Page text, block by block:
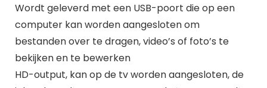
Wordt geleverd met een USB-poort die op een
computer kan worden aangesloten om
bestanden over te dragen, video’s of foto’s te
bekijken en te bewerken
HD-output, kan op de tv worden aangesloten, de